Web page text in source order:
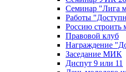
Семинар "Лига
Работы
Россию строить
Правовой клуб
Награждение
Заседание МИК
Диспут 9 или 11